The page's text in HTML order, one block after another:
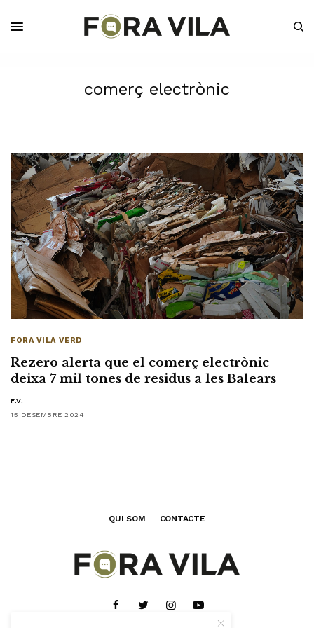
comerç electrònic
FORA VILA VERD
Rezero alerta que el comerç electrònic
deixa 7 mil tones de residus a les Balears
F.V.
15 DESEMBRE 2024
QUI SOM CONTACTE